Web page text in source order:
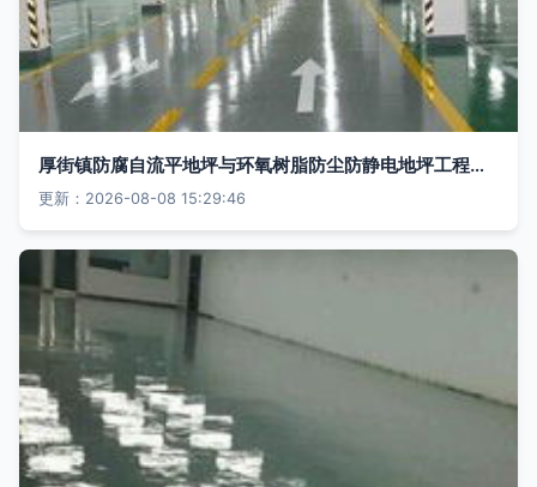
厚街镇防腐自流平地坪与环氧树脂防尘防静电地坪工程的专业施工解析
更新：2026-08-08 15:29:46